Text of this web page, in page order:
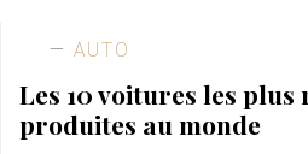
AUTO
Les 10 voitures les plus
produites au monde